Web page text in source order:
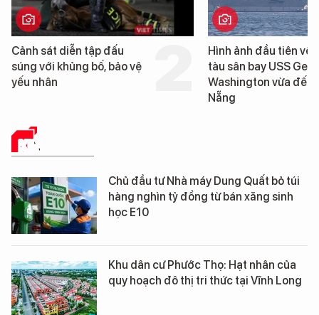
Cảnh sát diễn tập đấu
súng với khủng bố, bảo vệ
yếu nhân
Hình ảnh đầu tiên về
tàu sân bay USS
Washington vừa đến
Nẵng
KINH TẾ SỐ
Chủ đầu tư Nhà máy Dung Quất bỏ túi
hàng nghìn tỷ đồng từ bán xăng sinh
học E10
Khu dân cư Phước Thọ: Hạt nhân của
quy hoạch đô thị tri thức tại Vĩnh Long